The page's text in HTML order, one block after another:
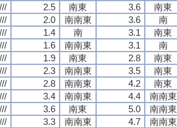
/// 2.5 南東 3.6 南東
/// 2.0 南南東 3.6 南
/// 1.4 南 3.1 南東
/// 1.6 南南東 3.1 南
/// 1.9 南東 2.8 南東
/// 2.3 南南東 3.5 南東
/// 2.8 南南東 4.2 南東
/// 3.4 南南東 4.4 南南東
/// 3.6 南東 5.0 南南東
/// 3.3 南南東 4.7 南南東